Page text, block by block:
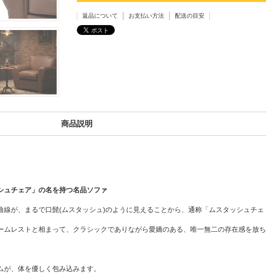
返品について お支払い方法 配送の目安
商品説明
ュチェア」の名を持つ名品ソファ
が、まるで口髭(ムスタッシュ)のように見えることから、通称「ムスタッシュチェ
レストと相まって、クラシックでありながら愛嬌のある、唯一無二の存在感を放ち
、体を優しく包み込みます。